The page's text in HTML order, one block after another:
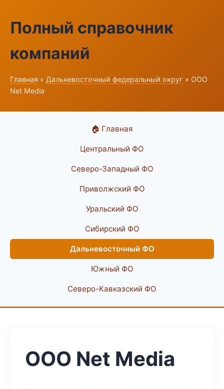
Полный справочник
компаний
Главная » Дальневосточный федеральный округ » ООО
Net Media
🏠 Главная
Центральный ФО
Северо-Западный ФО
Приволжский ФО
Уральский ФО
Сибирский ФО
Дальневосточный ФО
Южный ФО
Северо-Кавказский ФО
ООО Net Media